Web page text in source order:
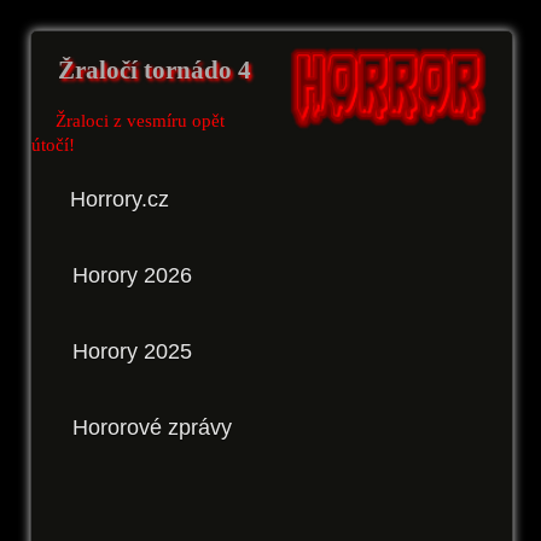
Žraločí tornádo 4
Žraloci z vesmíru opět
útočí!
Horrory.cz
Horory 2026
Horory 2025
Hororové zprávy